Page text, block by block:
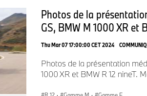
Strips – hall 1 L017). Elle sera
Salon du 2 roues de Lyon qui se tiendra
Pour accompagner l’arrivée de la BMW
Motorrad recevra une dotation exclusive
de l’héroïne californienne résonne,
bavaroise.
Photos de la
GS, BMW M 1000 XR et
Thu Mar 07 17:00:00 CET 2024
Photos de la présentation
1000 XR et BMW R 12 nineT.